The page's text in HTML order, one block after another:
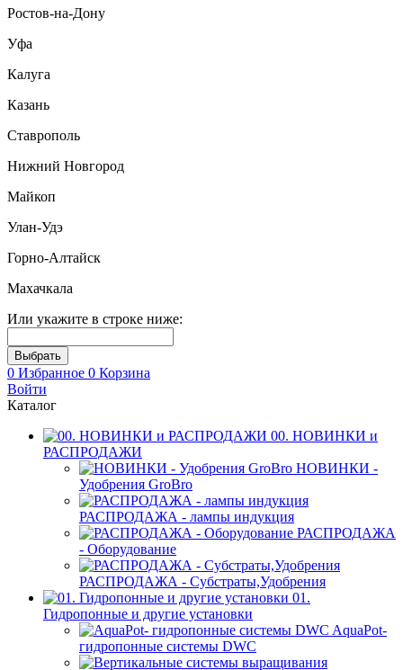
Ростов-на-Дону
Уфа
Калуга
Казань
Ставрополь
Нижний Новгород
Майкоп
Улан-Удэ
Горно-Алтайск
Махачкала
Или укажите в строке ниже:
0 Избранное 0 Корзина
Войти
Каталог
00. НОВИНКИ и
РАСПРОДАЖИ
НОВИНКИ -
Удобрения GroBro
РАСПРОДАЖА - лампы индукция
РАСПРОДАЖА
- Оборудование
РАСПРОДАЖА - Субстраты,Удобрения
01.
Гидропонные и другие установки
AquaPot-
гидропонные системы DWC